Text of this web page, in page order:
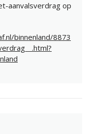
aanvalsverdrag op
binnenland/8873